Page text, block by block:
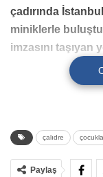
çadırında
miniklerle
imzasını taşıyan
çalıdre
Paylaş